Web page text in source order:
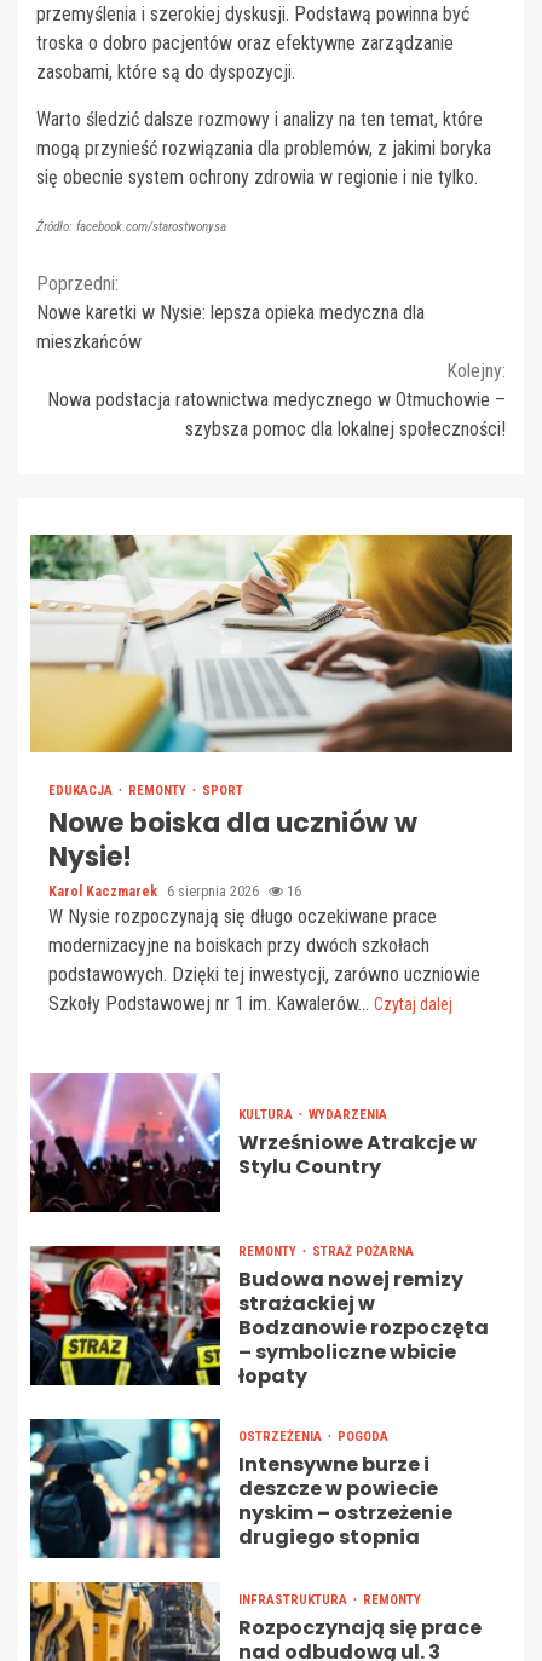
przemyślenia i szerokiej dyskusji. Podstawą powinna być
troska o dobro pacjentów oraz efektywne zarządzanie
zasobami, które są do dyspozycji.
Warto śledzić dalsze rozmowy i analizy na ten temat, które
mogą przynieść rozwiązania dla problemów, z jakimi boryka
się obecnie system ochrony zdrowia w regionie i nie tylko.
Źródło: facebook.com/starostwonysa
Continue
Reading
Poprzedni:
Nowe karetki w Nysie: lepsza opieka medyczna dla
mieszkańców
Kolejny:
Nowa podstacja ratownictwa medycznego w Otmuchowie –
szybsza pomoc dla lokalnej społeczności!
EDUKACJA REMONTY SPORT
Nowe boiska dla uczniów w
Nysie!
Karol Kaczmarek 6 sierpnia 2026 16
W Nysie rozpoczynają się długo oczekiwane prace
modernizacyjne na boiskach przy dwóch szkołach
podstawowych. Dzięki tej inwestycji, zarówno uczniowie
Szkoły Podstawowej nr 1 im. Kawalerów... Czytaj dalej
KULTURA WYDARZENIA
Wrześniowe Atrakcje w
Stylu Country
REMONTY STRAŻ POŻARNA
Budowa nowej remizy
strażackiej w
Bodzanowie rozpoczęta
– symboliczne wbicie
łopaty
OSTRZEŻENIA POGODA
Intensywne burze i
deszcze w powiecie
nyskim – ostrzeżenie
drugiego stopnia
INFRASTRUKTURA REMONTY
Rozpoczynają się prace
nad odbudową ul. 3